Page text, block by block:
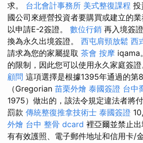
求。 台北會計事務所 美式整復課程 投
國公司來經營投資者要購買或建立的
以申請E-2簽證。 數位行銷 再入境簽
換為永久出境簽證。 西屯肩頸放鬆 西
請求為您的家屬提取 茶會 按摩 iqama
的限制，因此您可以使用永久家庭簽證
顧問 這項選擇是根據1395年通過的第
（Gregorian 苗栗外燴 泰國簽證 台中
1975）做出的，該法令規定違法者將
罰款 傳統整復推拿技術士 泰國簽證
外燴 台中 整骨 dcard 裡亞爾並禁止
有有效護照、電子郵件地址和信用卡/